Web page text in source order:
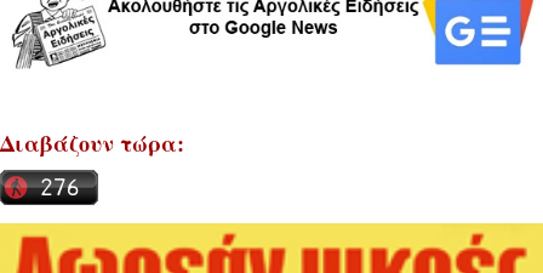
Διαβάζουν τώρα: